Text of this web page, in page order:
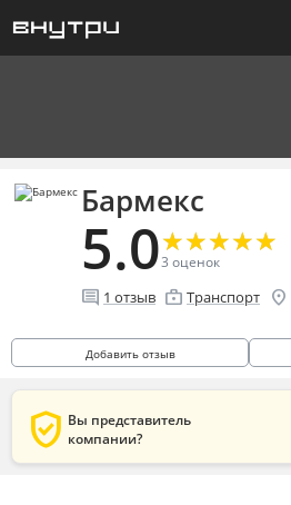
Бармекс
5.0★
★★
★★
★★
★★
★
3 оценок
comment 1 отзыв enterprise Транспорт location_on
Добавить отзыв
verified_user Вы представитель
компании?